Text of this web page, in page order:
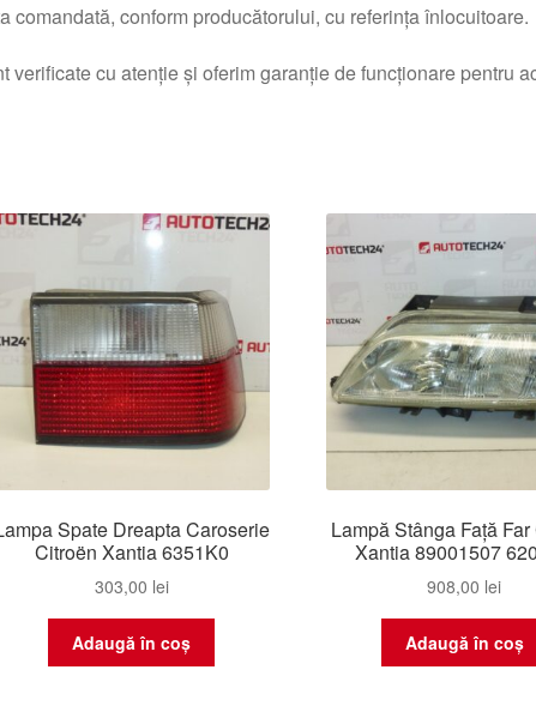
comandată, conform producătorului, cu referința înlocuitoare.
cu atenție și oferim garanție de funcționare pentru
Spate Dreapta Caroserie
Citroën Xantia 6351K0
303,00 lei
Adaugă în coș
Lampă Stânga Față
Xantia 89001507
908,00 lei
Adaugă în coș